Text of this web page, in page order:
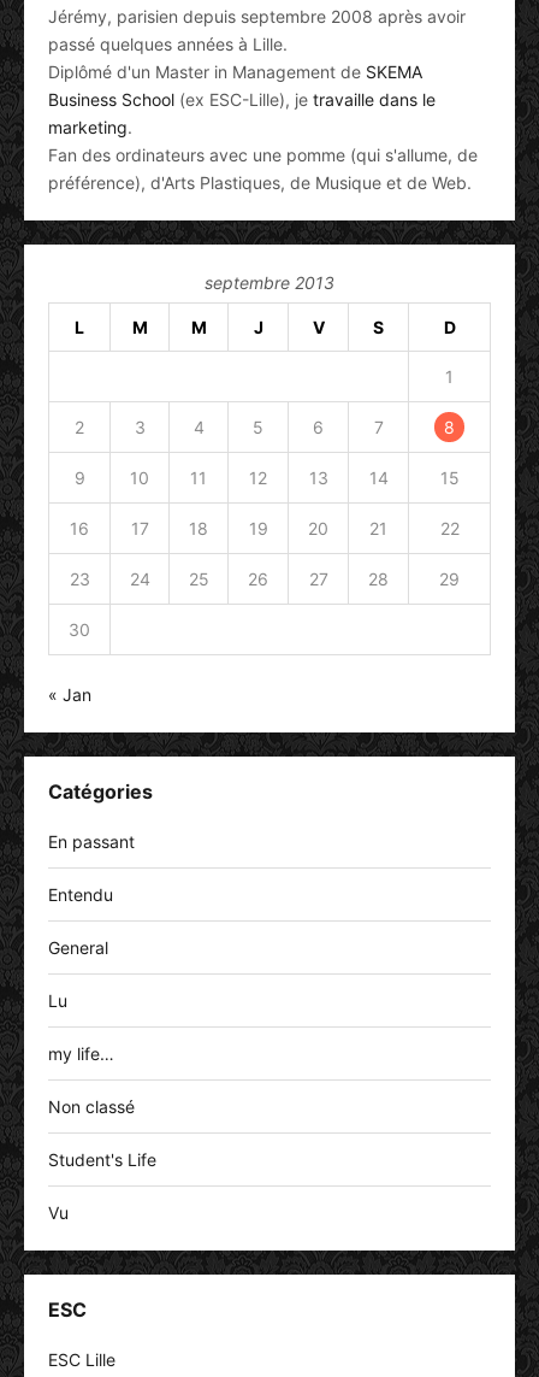
Jérémy, parisien depuis septembre 2008 après avoir
passé quelques années à Lille.
Diplômé d'un Master in Management de SKEMA
Business School (ex ESC-Lille), je travaille dans le
marketing.
Fan des ordinateurs avec une pomme (qui s'allume, de
préférence), d'Arts Plastiques, de Musique et de Web.
septembre 2013
L M M J V S D
1
2 3 4 5 6 7 8
9 10 11 12 13 14 15
16 17 18 19 20 21 22
23 24 25 26 27 28 29
30
« Jan
Catégories
En passant
Entendu
General
Lu
my life…
Non classé
Student's Life
Vu
ESC
ESC Lille